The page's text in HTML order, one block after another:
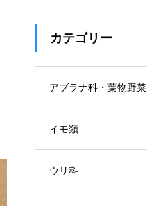
カテゴリー
アブラナ科・葉物野菜
イモ類
ウリ科